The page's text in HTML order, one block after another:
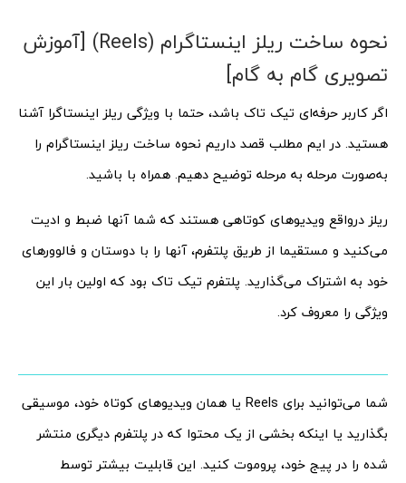
نحوه ساخت ریلز اینستاگرام (Reels) [آموزش
تصویری گام به گام]
اگر کاربر حرفه‌ای تیک تاک باشد، حتما با ویژگی ریلز اینستاگرا آشنا
هستید. در ایم مطلب قصد داریم نحوه ساخت ریلز اینستاگرام را
به‌صورت مرحله به مرحله توضیح دهیم. همراه با باشید.
ریلز درواقع ویدیو‌های کوتاهی هستند که شما آنها ضبط و ادیت
می‌کنید و مستقیما از طریق پلتفرم، آنها را با دوستان و فالوورهای
خود به اشتراک می‌گذارید. پلتفرم تیک تاک بود که اولین بار این
ویژگی را معروف کرد.
شما می‌توانید برای Reels یا همان ویدیوهای کوتاه خود، موسیقی
بگذارید یا اینکه بخشی از یک محتوا که در پلتفرم دیگری منتشر
شده را در پیج خود، پروموت کنید. این قابلیت بیشتر توسط